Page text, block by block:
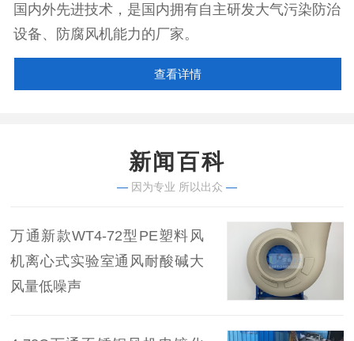
国内外先进技术，是国内拥有自主研发大气污染防治
设备、防腐风机能力的厂家。
查看详情
新闻百科
— 因为专业 所以出众 —
万通新款WT4-72型PE塑料风
机离心式实验室通风耐酸碱大
风量低噪声